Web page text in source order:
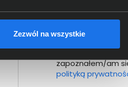
Zezwól na wszystkie
zapoznałem/am
polityką